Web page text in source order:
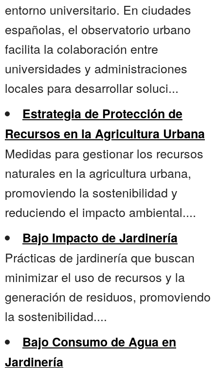
entorno universitario. En ciudades
españolas, el observatorio urbano
facilita la colaboración entre
universidades y administraciones
locales para desarrollar soluci...
Estrategia de Protección de
Recursos en la Agricultura Urbana
Medidas para gestionar los recursos
naturales en la agricultura urbana,
promoviendo la sostenibilidad y
reduciendo el impacto ambiental....
Bajo Impacto de Jardinería
Prácticas de jardinería que buscan
minimizar el uso de recursos y la
generación de residuos, promoviendo
la sostenibilidad....
Bajo Consumo de Agua en
Jardinería